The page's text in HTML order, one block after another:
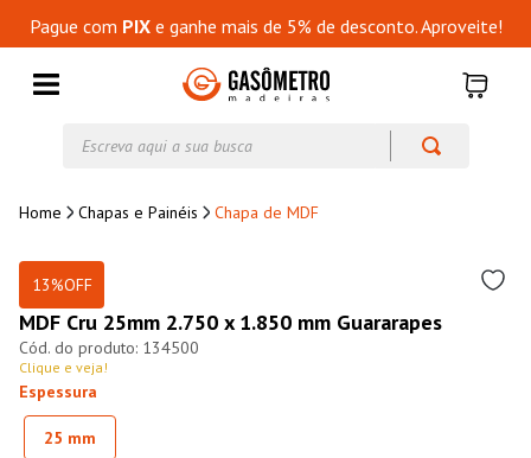
Pague com PIXe ganhe mais de 5% de desconto. Aproveite!
Chapas e Painéis Chapa de MDF
13%OFF
MDF Cru 25mm 2.750 x 1.850 mm Guararapes
134500
Clique e veja!
Espessura
25 mm